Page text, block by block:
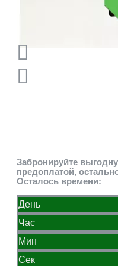
Забронируйте
предоплатой,
Осталось времени:
День
Час
Мин
Сек